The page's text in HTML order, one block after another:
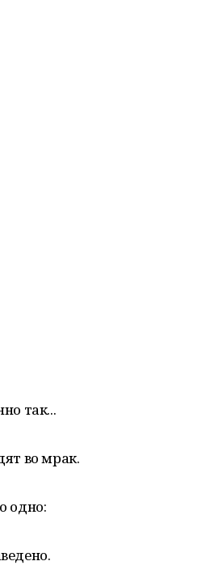
так...
во мрак.
одно: